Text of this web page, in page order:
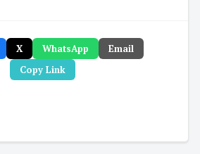
X WhatsApp
Email
Copy Link